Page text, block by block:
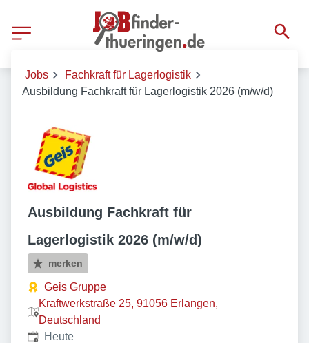
Jobs
Fachkraft für Lagerlogistik
Ausbildung Fachkraft für Lagerlogistik 2026 (m/w/d)
Ausbildung Fachkraft für
Lagerlogistik 2026 (m/w/d)
merken
Geis Gruppe
Kraftwerkstraße 25, 91056 Erlangen,
Deutschland
Veröffentlicht
Heute